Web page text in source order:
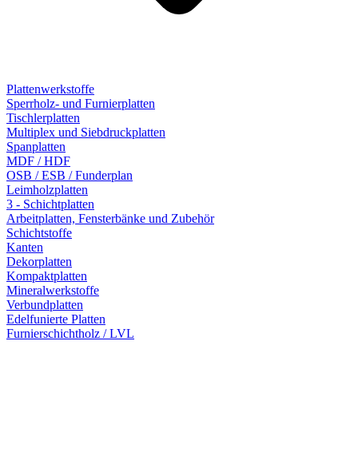
Plattenwerkstoffe
Sperrholz- und Furnierplatten
Tischlerplatten
Multiplex und Siebdruckplatten
Spanplatten
MDF / HDF
OSB / ESB / Funderplan
Leimholzplatten
3 - Schichtplatten
Arbeitplatten, Fensterbänke und Zubehör
Schichtstoffe
Kanten
Dekorplatten
Kompaktplatten
Mineralwerkstoffe
Verbundplatten
Edelfunierte Platten
Furnierschichtholz / LVL